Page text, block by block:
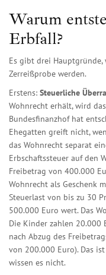
Warum
Erbfall?
Es gibt drei
Zerreißprobe werden.
Erstens: Steuerliche
Wohnrecht erhält, wird
Bundesfinanzhof hat
Ehegatten greift nicht,
das Wohnrecht separat
Erbschaftssteuer auf den
Freibetrag von 400.000
Wohnrecht als Geschenk
Steuerlast von bis zu 30
500.000 Euro wert. Das
Die Kinder zahlen 20.000
nach Abzug des
von 200.000 Euro). Das
wissen es nicht.